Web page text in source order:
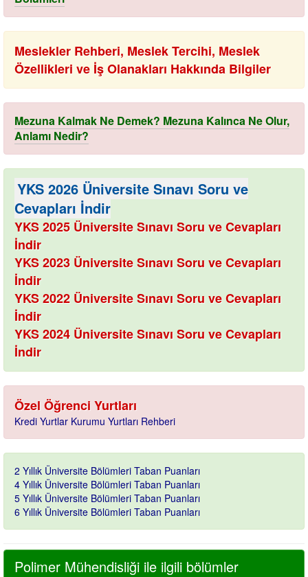
Meslekler Rehberi, Meslek Tercihi, Meslek
Özellikleri ve İş Olanakları Hakkında Bilgiler
Mezuna Kalmak Ne Demek? Mezuna Kalınca Ne Olur,
Anlamı Nedir?
YKS 2026 Üniversite Sınavı Soru ve
Cevapları İndir
YKS 2025 Üniversite Sınavı Soru ve Cevapları
İndir
YKS 2023 Üniversite Sınavı Soru ve Cevapları
İndir
YKS 2022 Üniversite Sınavı Soru ve Cevapları
İndir
YKS 2024 Üniversite Sınavı Soru ve Cevapları
İndir
Özel Öğrenci Yurtları
Kredi Yurtlar Kurumu Yurtları Rehberi
2 Yıllık Üniversite Bölümleri Taban Puanları
4 Yıllık Üniversite Bölümleri Taban Puanları
5 Yıllık Üniversite Bölümleri Taban Puanları
6 Yıllık Üniversite Bölümleri Taban Puanları
Polimer Mühendisliği ile ilgili bölümler